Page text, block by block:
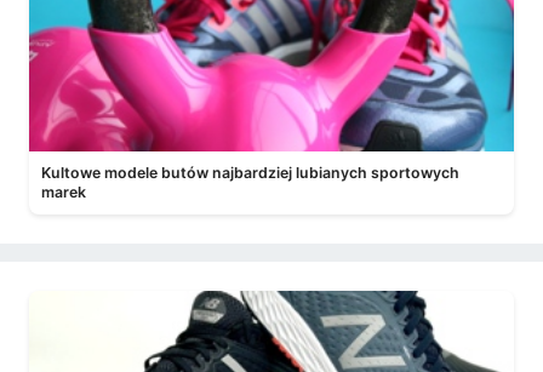
Kultowe modele butów najbardziej lubianych sportowych
marek